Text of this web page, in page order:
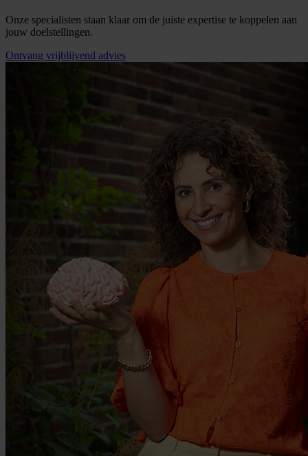
Onze specialisten staan klaar om de juiste expertise te koppelen aan
jouw doelstellingen.
Ontvang vrijblijvend advies